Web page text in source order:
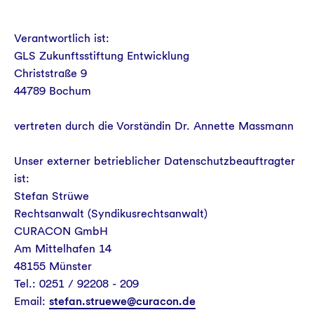
Verantwortlich ist:
GLS Zukunftsstiftung Entwicklung
Christstraße 9
44789 Bochum
vertreten durch die Vorständin Dr. Annette Massmann
Unser externer betrieblicher Datenschutzbeauftragter
ist:
Stefan Strüwe
Rechtsanwalt (Syndikusrechtsanwalt)
CURACON GmbH
Am Mittelhafen 14
48155 Münster
Tel.: 0251 / 92208 - 209
Email: stefan.struewe@curacon.de